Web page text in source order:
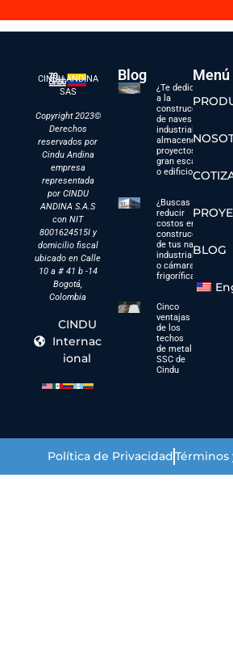
CINDU ANDINA
SAS
Copyright 2023©
Derechos
reservados por
Cindu Andina
empresa
representada
por CINDU
ANDINA S.A.S
con NIT
8001624515I y
domicilio fiscal
ubicado en Calle
10 a # 41 b -14
Bogotá,
Colombia
CINDU
Internac
ional
Blog
¿Te dedicas
a la
construcción
de naves
industriales,
almacenes,
proyectos a
gran escala
o edificios?
¿Buscas
reducir
costos en la
construcción
de tus naves
industriales
o cámaras
frigoríficas?
Cinco
ventajas
de los
techos
de metal
SSC de
Cindu
Menú
BLOG
Política de PrivacidadTérminos